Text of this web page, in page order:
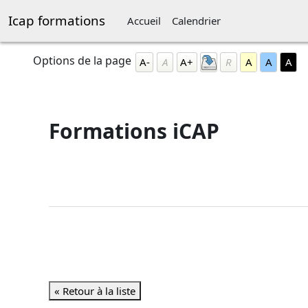
Icap formations Accueil Calendrier
Blocs
Passer Options de la page
Options de la page A- A A+ R A A A
Formations iCAP
« Retour à la liste